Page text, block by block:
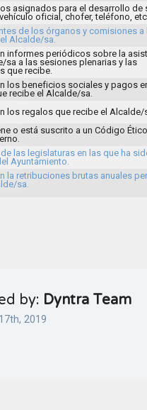
asignados para el desarrollo de
oficial, chofer, teléfono,
de los órganos y comisiones a
Alcalde/sa.
informes periódicos sobre la
sa a las sesiones plenarias y las
que recibe.
los beneficios sociales y pagos
recibe el Alcalde/sa.
los regalos que recibe el Alcalde/
o está suscrito a un Código
las legislaturas en las que ha
Ayuntamiento.
la retribuciones brutas anuales
sa.
by: Dyntra Team
2019